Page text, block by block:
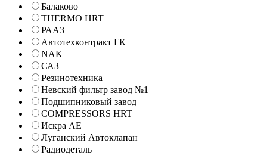
Балаково
THERMO HRT
РААЗ
Автотехконтракт ГК
NAK
САЗ
Резинотехника
Невский фильтр завод №1
Подшипниковый завод
COMPRESSORS HRT
Искра АЕ
Луганский Автоклапан
Радиодеталь